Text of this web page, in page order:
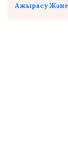
Ажырасу Және